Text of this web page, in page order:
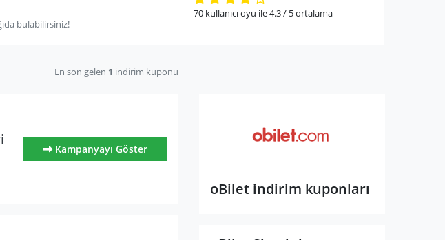
70kullanıcı oyu ile4.3/ 5ortalama
bulabilirsiniz!
En son gelen 1 indirim kuponu
Kampanyayı Göster
oBilet indirim kuponları